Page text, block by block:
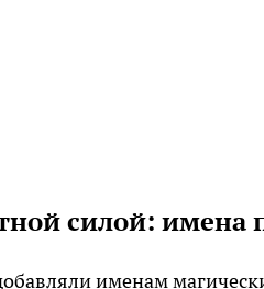
силой: имена
именам